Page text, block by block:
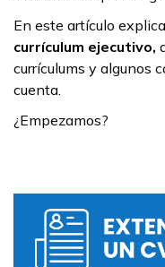
En este artículo
currículum ejecutivo,
currículums y algunos
cuenta.
¿Empezamos?